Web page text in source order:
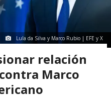
Lula da Silva y Marco Rubio | EFE y X
relación
Marco